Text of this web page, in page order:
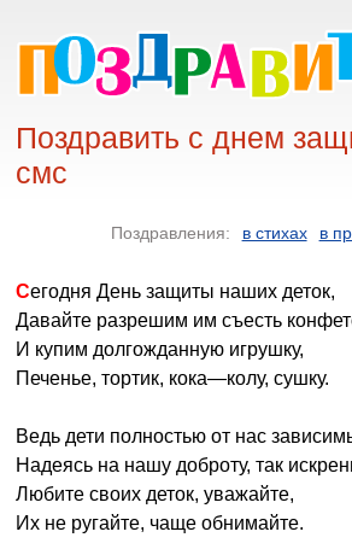
Поздравить с днем
смс
Поздравления: в стихах в
Сегодня День защиты наших деток,
Давайте разрешим им съесть
И купим долгожданную игрушку,
Печенье, тортик, кока—колу, сушку.
Ведь дети полностью от нас
Надеясь на нашу доброту, так
Любите своих деток, уважайте,
Их не ругайте, чаще обнимайте.